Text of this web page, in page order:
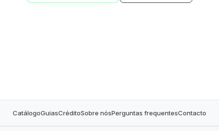
CatálogoGuiasCréditoSobre nósPerguntas frequentesContacto